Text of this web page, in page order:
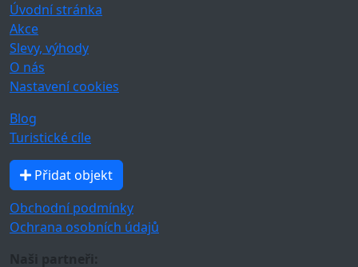
Úvodní stránka
Akce
Slevy, výhody
O nás
Nastavení cookies
Blog
Turistické cíle
Přidat objekt
Obchodní podmínky
Ochrana osobních údajů
Naši partneři: